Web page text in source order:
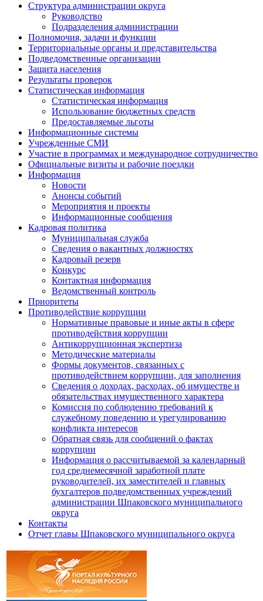
Структура администрации округа
Руководство
Подразделения администрации
Полномочия, задачи и функции
Территориальные органы и представительства
Подведомственные организации
Защита населения
Результаты проверок
Статистическая информация
Статистическая информация
Использование бюджетных средств
Предоставляемые льготы
Информационные системы
Учрежденные СМИ
Участие в программах и международное сотрудничество
Официальные визиты и рабочие поездки
Информация
Новости
Анонсы событий
Мероприятия и проекты
Информационные сообщения
Кадровая политика
Муниципальная служба
Сведения о вакантных должностях
Кадровый резерв
Конкурс
Контактная информация
Ведомственный контроль
Приоритеты
Противодействие коррупции
Нормативные правовые и иные акты в сфере
противодействия коррупции
Антикоррупционная экспертиза
Методические материалы
Формы документов, связанных с
противодействием коррупции, для заполнения
Сведения о доходах, расходах, об имуществе и
обязательствах имущественного характера
Комиссия по соблюдению требований к
служебному поведению и урегулированию
конфликта интересов
Обратная связь для сообщений о фактах
коррупции
Информация о рассчитываемой за календарный
год среднемесячной заработной плате
руководителей, их заместителей и главных
бухгалтеров подведомственных учреждений
администрации Шпаковского муниципального
округа
Контакты
Отчет главы Шпаковского муниципального округа